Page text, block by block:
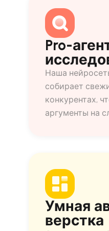
Pro-
Наша
собирает
конкурентах,
аргументы на
Умная
верстка